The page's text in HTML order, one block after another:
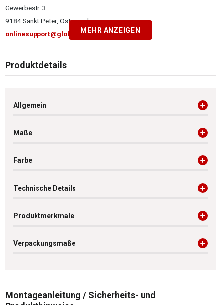
Gewerbestr. 3
9184 Sankt Peter, Österreich
onlinesupport@globo-lighting.com
MEHR ANZEIGEN
Produktdetails
Allgemein
Maße
Farbe
Technische Details
Produktmerkmale
Verpackungsmaße
Montageanleitung / Sicherheits- und